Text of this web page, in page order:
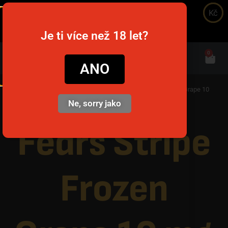
0
/ Fedrs Stripe Frozen Grape 10
Fedrs Stripe
Frozen
Kč
Je ti více než 18 let?
ANO
Ne, sorry jako